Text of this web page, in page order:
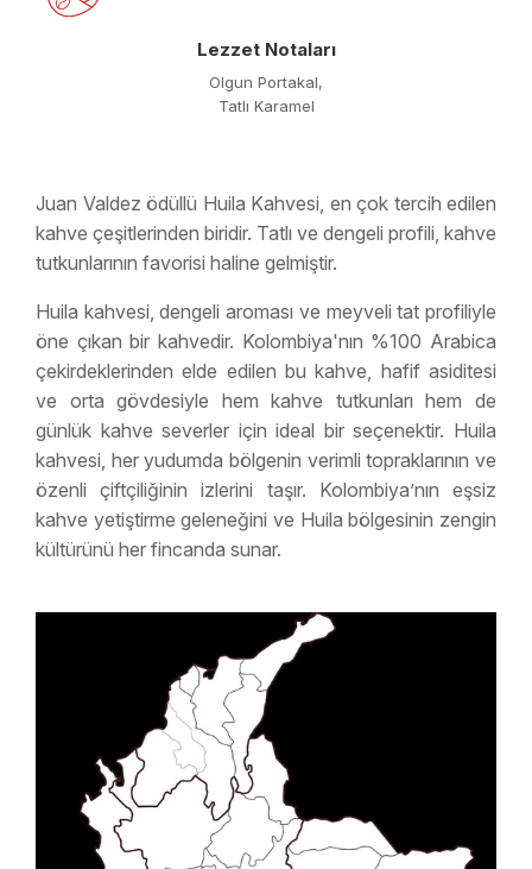
Lezzet Notaları
Olgun Portakal,
Tatlı Karamel
Juan Valdez ödüllü Huila Kahvesi, en çok tercih edilen
kahve çeşitlerinden biridir. Tatlı ve dengeli profili, kahve
tutkunlarının favorisi haline gelmiştir.
Huila kahvesi, dengeli aroması ve meyveli tat profiliyle
öne çıkan bir kahvedir. Kolombiya'nın %100 Arabica
çekirdeklerinden elde edilen bu kahve, hafif asiditesi
ve orta gövdesiyle hem kahve tutkunları hem de
günlük kahve severler için ideal bir seçenektir. Huila
kahvesi, her yudumda bölgenin verimli topraklarının ve
özenli çiftçiliğinin izlerini taşır. Kolombiya’nın eşsiz
kahve yetiştirme geleneğini ve Huila bölgesinin zengin
kültürünü her fincanda sunar.